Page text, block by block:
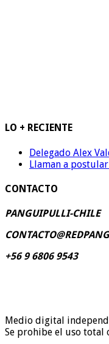
LO + RECIENTE
Delegado Alex
Llaman a
CONTACTO
PANGUIPULLI-CHILE
+56 9 6806 9543
Medio digital
Se prohibe el uso total